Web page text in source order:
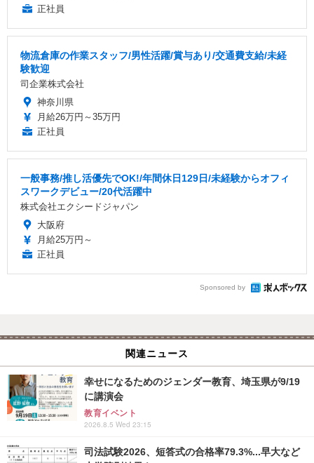
正社員
物流倉庫の作業スタッフ/男性活躍/賞与あり/交通費支給/未経
験歓迎
司企業株式会社
神奈川県
月給26万円～35万円
正社員
一般事務/推し活優先でOK!/年間休日129日/未経験からオフィ
スワークデビュー/20代活躍中
株式会社エクシードジャパン
大阪府
月給25万円～
正社員
Sponsored by
関連ニュース
幸せになるためのジェンダー教育、埼玉県が9/19
に講演会
教育イベント
2026.8.5 Wed 23:15
司法試験2026、短答式の合格率79.3%...早大など